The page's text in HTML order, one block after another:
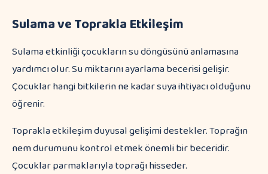
Sulama ve Toprakla Etkileşim
Sulama etkinliği çocukların su döngüsünü anlamasına
yardımcı olur. Su miktarını ayarlama becerisi gelişir.
Çocuklar hangi bitkilerin ne kadar suya ihtiyacı olduğunu
öğrenir.
Toprakla etkileşim duyusal gelişimi destekler. Toprağın
nem durumunu kontrol etmek önemli bir beceridir.
Çocuklar parmaklarıyla toprağı hisseder.